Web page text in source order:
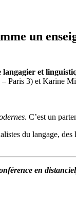
un
langagier et
Paris 3) et Karine
. C’est un
du langage, des
en